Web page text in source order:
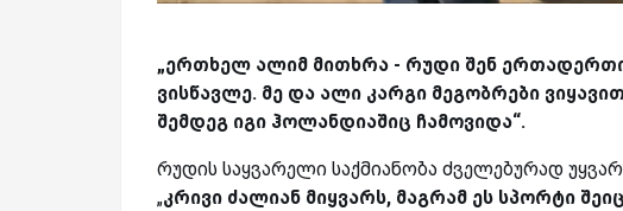
„ერთხელ ალიმ მითხრა - რუდი შენ
ვისწავლე. მე და ალი კარგი მეგობრები
შემდეგ იგი ჰოლანდიაშიც ჩამოვიდა“.
რუდის საყვარელი საქმიანობა ძველებურად
„კრივი ძალიან მიყვარს, მაგრამ ეს სპორტი